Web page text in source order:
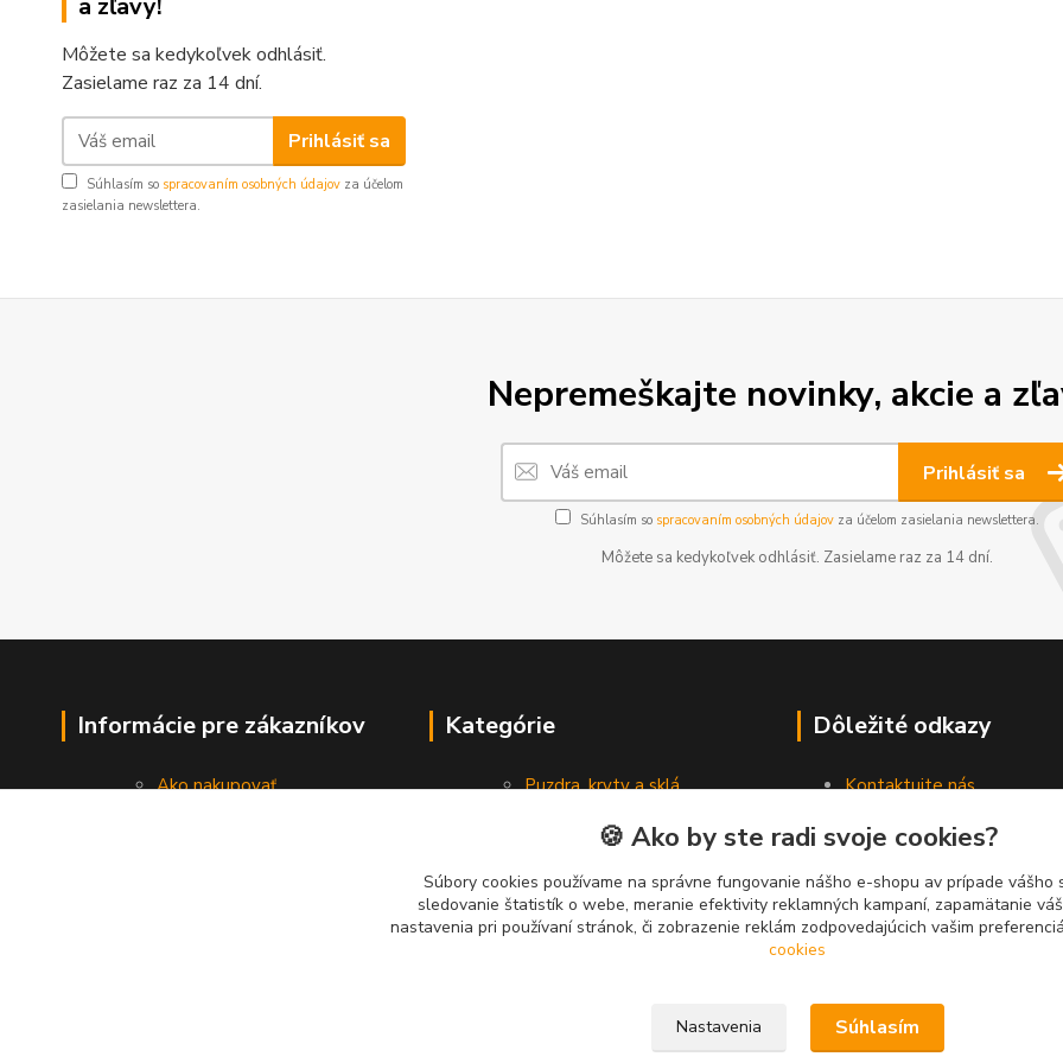
a zľavy!
Môžete sa kedykoľvek odhlásiť.
Zasielame raz za 14 dní.
Prihlásiť sa
Súhlasím so spracovaním osobných údajov za účelom
zasielania newslettera.
Nepremeškajte novinky, akcie a
Prihlásiť sa
Súhlasím so spracovaním osobných údajov za účelom zasielania newslettera.
Môžete sa kedykoľvek odhlásiť. Zasielame raz za 14 dní.
Informácie pre zákazníkov
Ako nakupovať
Kategórie
Puzdra, kryty a sklá
Nabíjačky a káble
Pamäťové karty a USB
Príslušenstvo do auta
Dôležité odkazy
Kontaktujte nás
hľadali?
🍪 Ako by ste radi svoje cookies?
Súbory cookies používame na správne fungovanie nášho e-shopu av prípade vášho
sledovanie štatistík o webe, meranie efektivity reklamných kampaní, zapamätanie
nastavenia pri používaní stránok, či zobrazenie reklám zodpovedajúcich vašim
cookies
Nastavenia Súhlasím